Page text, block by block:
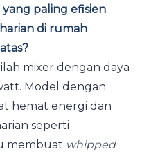
yang paling efisien
di rumah
mixer dengan daya
Model dengan
hemat energi dan
seperti
membuat whipped